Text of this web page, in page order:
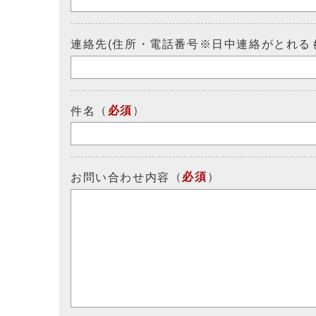
連絡先(住所・電話番号※日中連絡がとれる
件名 （ 必須 ）
お問い合わせ内容 （ 必須 ）